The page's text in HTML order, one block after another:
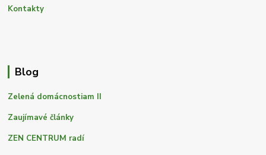
Kontakty
Blog
Zelená domácnostiam II
Zaujímavé články
ZEN CENTRUM radí